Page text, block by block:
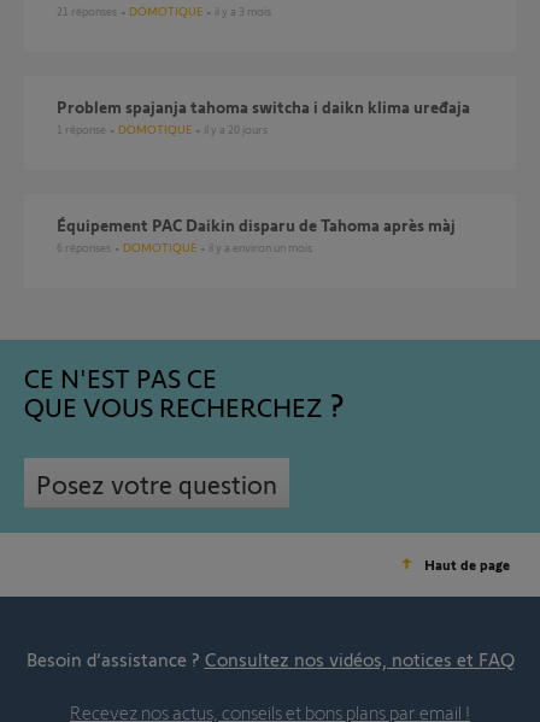
21 réponses DOMOTIQUE il y a 3 mois
problem spajanja tahoma switcha i daikn klima uređaja
1 réponse DOMOTIQUE il y a 20 jours
Équipement PAC Daikin disparu de Tahoma après màj
6 réponses DOMOTIQUE il y a environ un mois
CE N'EST PAS CE
QUE VOUS RECHERCHEZ
Posez votre question
Haut de page
Besoin d’assistance ? Consultez nos vidéos, notices et FAQ
Recevez nos actus, conseils et bons plans par email !